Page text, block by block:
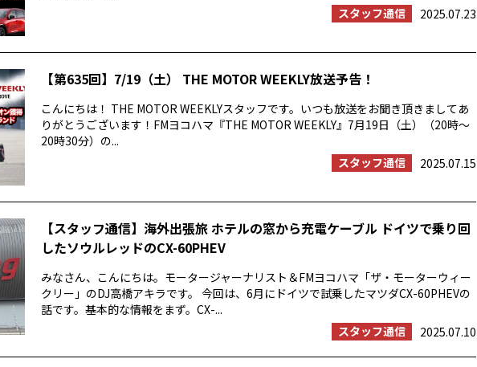
スタッフ通信
2025.07.23
【第635回】7/19（土） THE MOTOR WEEKLY放送予告！
こんにちは！ THE MOTOR WEEKLYスタッフです。いつも放送をお聞き頂きましてあ
りがとうございます！FMヨコハマ『THE MOTOR WEEKLY』7月19日（土）（20時〜
20時30分）の...
スタッフ通信
2025.07.15
【スタッフ通信】海外出張旅 ホテルの窓から充電ケーブル ドイツで乗り回
したソウルレッドのCX-60PHEV
みなさん、こんにちは。モータージャーナリスト＆FMヨコハマ「ザ・モーターウィー
クリー」のDJ高橋アキラです。 今回は、6月にドイツで試乗したマツダCX-60PHEVの
話です。基本的な情報をまず。CX-...
スタッフ通信
2025.07.10